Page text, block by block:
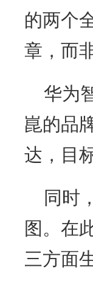
的两个
章，而
华为
崑的品
达，目
同时
图。在
三方面